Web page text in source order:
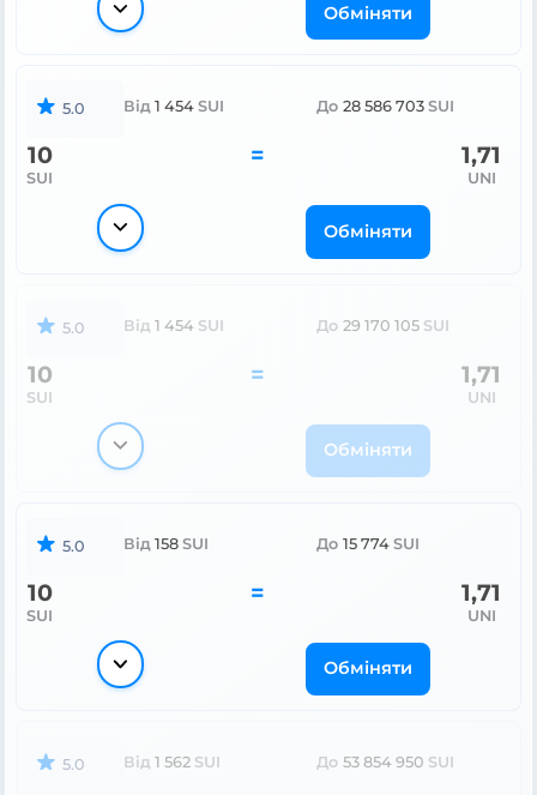
Обміняти
5.0 Від 1 454 SUI До 28 586 703 SUI
10
SUI
= 1,71
UNI
Обміняти
5.0 Від 1 454 SUI До 29 170 105 SUI
10
SUI
= 1,71
UNI
Обміняти
5.0 Від 158 SUI До 15 774 SUI
10
SUI
= 1,71
UNI
Обміняти
5.0 Від 1 562 SUI До 53 854 950 SUI